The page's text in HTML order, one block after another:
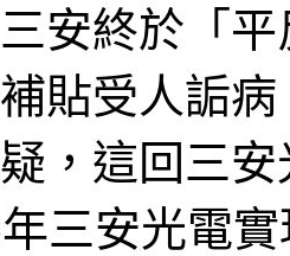
三安終於「
貼受人詬
，這回三
三安光電